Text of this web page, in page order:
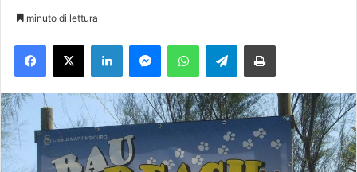
a
n
'
m
minuto di lettura
Telegram